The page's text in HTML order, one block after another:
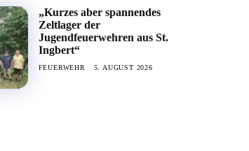
„Kurzes aber spannendes
Zeltlager der
Jugendfeuerwehren aus St.
Ingbert“
FEUERWEHR 5. AUGUST 2026